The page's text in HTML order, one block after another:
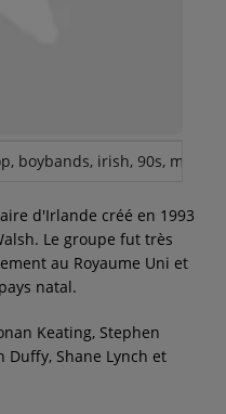
boybands, irish, 90s, male
d'Irlande créé en 1993
Le groupe fut très
au Royaume Uni et
natal.
Keating, Stephen
Duffy, Shane Lynch et